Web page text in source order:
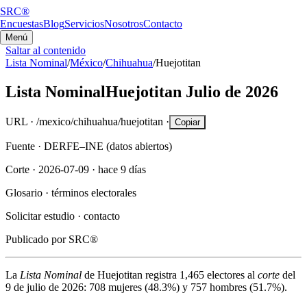
SRC®
EncuestasBlogServiciosNosotrosContacto
Menú
Saltar al contenido
Lista Nominal/México/Chihuahua/Huejotitan
Lista NominalHuejotitan Julio de 2026
URL · /mexico/chihuahua/huejotitan · Copiar
Fuente · DERFE–INE (datos abiertos)
Corte · 2026-07-09 · hace 9 días
Glosario · términos electorales
Solicitar estudio · contacto
Publicado por SRC®
La Lista Nominal de Huejotitan registra 1,465 electores al corte del
9 de julio de 2026: 708 mujeres (48.3%) y 757 hombres (51.7%).